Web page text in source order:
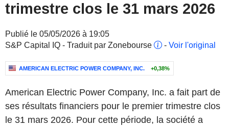
trimestre clos le 31 mars 2026
Publié le 05/05/2026 à 19:05
S&P Capital IQ - Traduit par Zonebourse
- Voir l'original
AMERICAN ELECTRIC POWER COMPANY, INC. +0,38%
American Electric Power Company, Inc. a fait part de
ses résultats financiers pour le premier trimestre clos
le 31 mars 2026. Pour cette période, la société a